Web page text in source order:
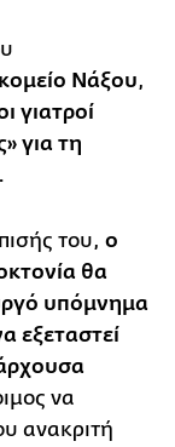
Νάξου,
γιατροί
για τη
του, ο
θα
υπόμνημα
εξεταστεί
να
ανακριτή